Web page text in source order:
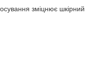
зміцнює шкірний